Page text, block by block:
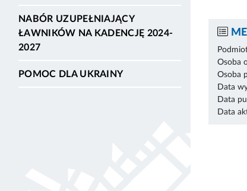
NABÓR UZUPEŁNIAJĄCY
ŁAWNIKÓW NA KADENCJĘ 2024-
2027
POMOC DLA UKRAINY
Osoba
Osoba
Data
Data
Data